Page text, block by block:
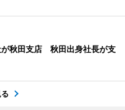
が秋田支店 秋田出身社長が支